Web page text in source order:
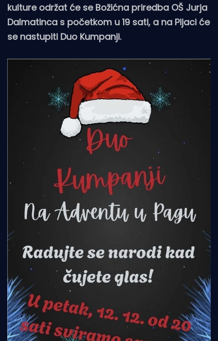
kulture održat će se Božićna priredba OŠ Jurja
Dalmatinca s početkom u 19 sati, a na Pijaci će
se nastupiti Duo Kumpanji.